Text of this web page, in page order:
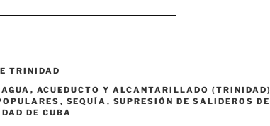
TRINIDAD
, ACUEDUCTO Y ALCANTARILLADO (TRINIDAD)
, SEQUÍA , SUPRESIÓN DE SALIDEROS DE
DE CUBA